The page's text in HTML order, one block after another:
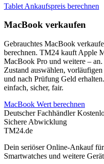
Tablet Ankaufspreis berechnen
MacBook verkaufen
Gebrauchtes MacBook
berechnen. TM24 kauft Apple
MacBook Pro und weitere –
Zustand auswählen,
und nach Prüfung Geld
einfach, sicher, fair.
MacBook Wert berechnen
Deutscher Fachhändler
Sichere Abwicklung
TM24.de
Dein seriöser Online-Ankauf
Smartwatches und weitere